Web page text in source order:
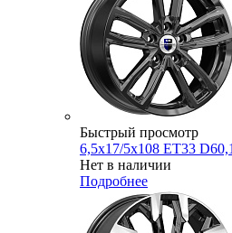
Быстрый просмотр
6,5x17/5x108 ET33
Нет в наличии
Подробнее